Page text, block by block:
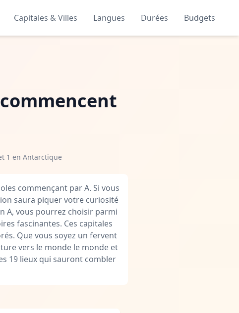
Capitales & Villes Langues Durées Budgets
1 en Antarctique
commençant par A. Si vous
saura piquer votre curiosité
A, vous pourrez choisir parmi
fascinantes. Ces capitales
Que vous soyez un fervent
vers le monde le monde et
19 lieux qui sauront combler